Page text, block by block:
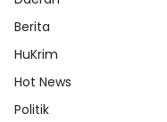
Berita
HuKrim
Hot News
Politik